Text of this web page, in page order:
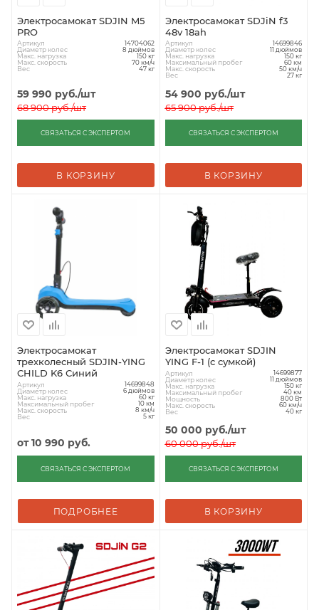
Электросамокат SDJIN M5
PRO
Артикул 14704062
Диаметр колес 8 дюймов
Макс. нагрузка 150 кг
Макс. скорость 70 км/ч
Вес 47 кг
59 990 руб./шт
68 900руб./шт
СВЯЗАТЬСЯ С ЭКСПЕРТОМ
В КОРЗИНУ
Электросамокат SDJiN f3
48v 18ah
Артикул 14699846
Диаметр колес 11 дюймов
Макс. нагрузка 150 кг
Максимальный пробег 60 км
Макс. скорость 50 км/ч
Вес 27 кг
54 900 руб./шт
65 900руб./шт
СВЯЗАТЬСЯ С ЭКСПЕРТОМ
В КОРЗИНУ
Электросамокат
трехколесный SDJIN-YING
CHILD K6 Синий
Артикул 14699848
Диаметр колес 6 дюймов
Макс. нагрузка 60 кг
Максимальный пробег 10 км
Макс. скорость 8 км/ч
Вес 5 кг
от10 990 руб.
СВЯЗАТЬСЯ С ЭКСПЕРТОМ
ПОДРОБНЕЕ
Электросамокат SDJIN
YING F-1 (с сумкой)
Артикул 14699877
Диаметр колес 11 дюймов
Макс. нагрузка 150 кг
Максимальный пробег 40 км
Мощность 800 Вт
Макс. скорость 60 км/ч
Вес 40 кг
50 000 руб./шт
60 000руб./шт
СВЯЗАТЬСЯ С ЭКСПЕРТОМ
В КОРЗИНУ